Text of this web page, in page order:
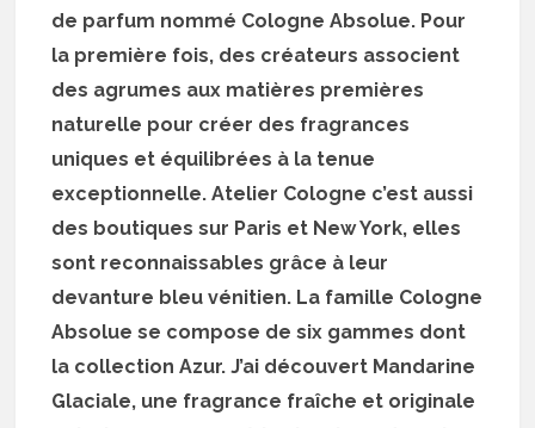
de parfum nommé Cologne Absolue. Pour
la première fois, des créateurs associent
des agrumes aux matières premières
naturelle pour créer des fragrances
uniques et équilibrées à la tenue
exceptionnelle. Atelier Cologne c’est aussi
des boutiques sur Paris et New York, elles
sont reconnaissables grâce à leur
devanture bleu vénitien. La famille Cologne
Absolue se compose de six gammes dont
la collection Azur. J’ai découvert Mandarine
Glaciale, une fragrance fraîche et originale